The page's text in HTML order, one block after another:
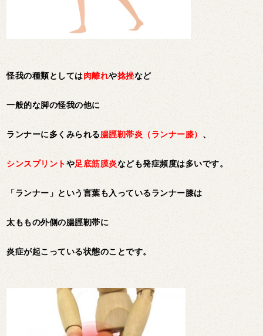
怪我の種類としては肉離れや捻挫など
一般的な脚の怪我の他に
ランナーに多くみられる腸脛靭帯炎（ランナー膝） 、
シンスプリントや足底筋膜炎なども発症頻度は多いです。
「ランナー」という言葉も入っているランナー膝は
太ももの外側の腸脛靭帯に
炎症が起こっている状態のことです。